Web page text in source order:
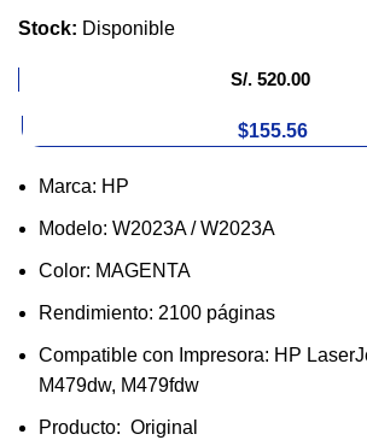
Stock: Disponible
S/. 520.00
$155.56
Marca: HP
Modelo: W2023A / W2023A
Color: MAGENTA
Rendimiento: 2100 páginas
Compatible con Impresora: HP
M479dw, M479fdw
Producto: Original